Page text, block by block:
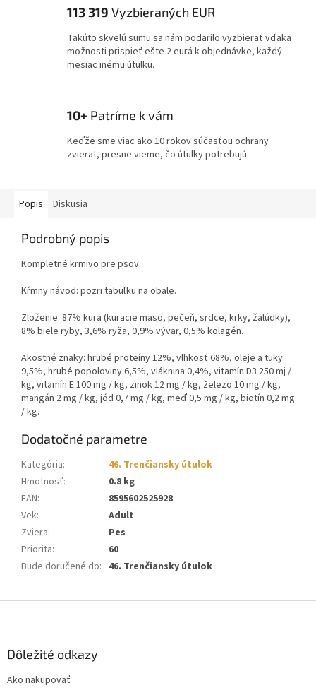
113 319 Vyzbieraných EUR
Takúto skvelú sumu sa nám podarilo vyzbierať vďaka
možnosti prispieť ešte 2 eurá k objednávke, každý
mesiac inému útulku.
10+ Patríme k vám
Keďže sme viac ako 10 rokov súčasťou ochrany
zvierat, presne vieme, čo útulky potrebujú.
Popis Diskusia
Podrobný popis
Kompletné krmivo pre psov.
Kŕmny návod: pozri tabuľku na obale.
Zloženie: 87% kura (kuracie mäso, pečeň, srdce, krky, žalúdky),
8% biele ryby, 3,6% ryža, 0,9% vývar, 0,5% kolagén.
Akostné znaky: hrubé proteíny 12%, vlhkosť 68%, oleje a tuky
9,5%, hrubé popoloviny 6,5%, vláknina 0,4%, vitamín D3 250 mj /
kg, vitamín E 100 mg / kg, zinok 12 mg / kg, železo 10 mg / kg,
mangán 2 mg / kg, jód 0,7 mg / kg, meď 0,5 mg / kg, biotín 0,2 mg
/ kg.
Dodatočné parametre
Kategória:
46. Trenčiansky útulok
Hmotnosť:
0.8 kg
EAN:
8595602525928
Vek:
Adult
Zviera:
Pes
Priorita:
60
Bude doručené do: 46. Trenčiansky útulok
Dôležité odkazy
Ako nakupovať